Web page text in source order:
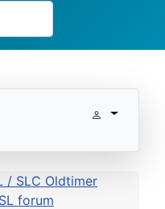
/ SLC Oldtimer
forum